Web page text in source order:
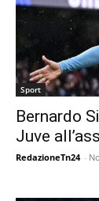
Sport
Bernardo
Juve
RedazioneTn24 -